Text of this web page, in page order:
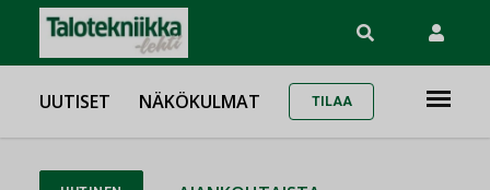
UUTISET NÄKÖKULMAT TILAA